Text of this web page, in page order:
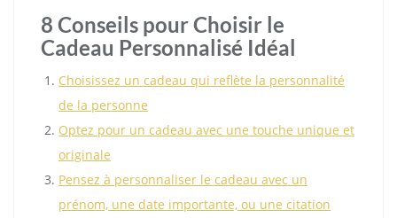
8 Conseils pour Choisir le
Cadeau Personnalisé Idéal
Choisissez un cadeau qui reflète la personnalité
de la personne
Optez pour un cadeau avec une touche unique et
originale
Pensez à personnaliser le cadeau avec un
prénom, une date importante, ou une citation